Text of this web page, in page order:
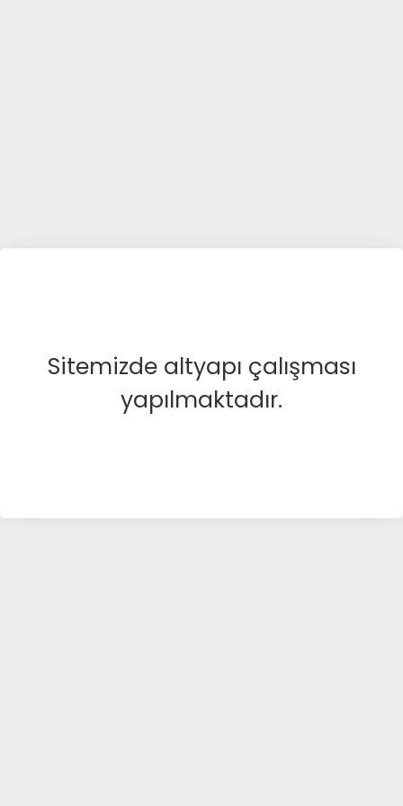
Sitemizde altyapı çalışması
yapılmaktadır.